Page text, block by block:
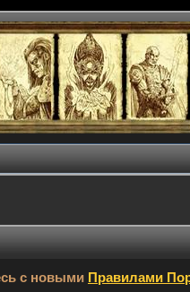
с новыми Правилами